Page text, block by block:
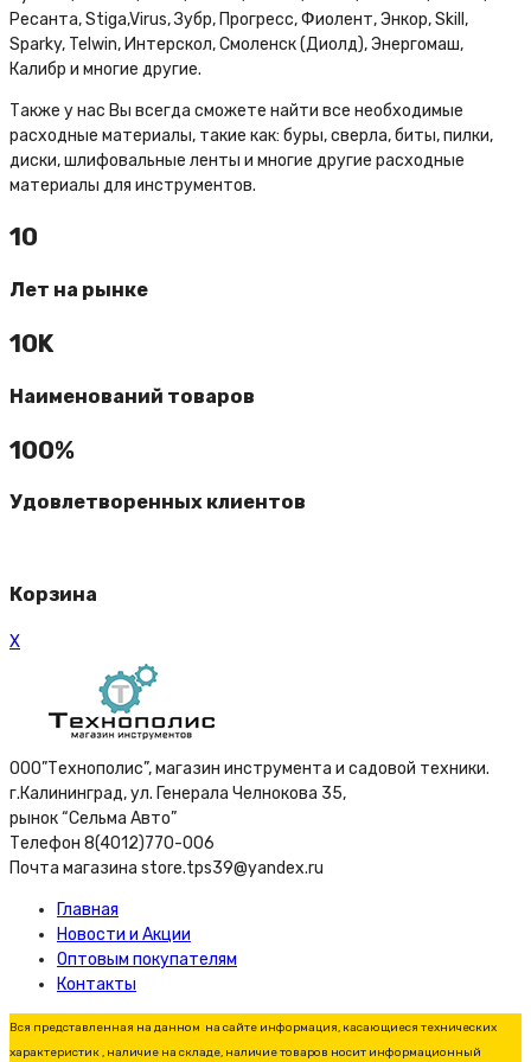
Ресанта, Stiga,Virus, Зубр, Прогресс, Фиолент, Энкор, Skill,
Sparky, Telwin, Интерскол, Смоленск (Диолд), Энергомаш,
Калибр и многие другие.
Также у нас Вы всегда сможете найти все необходимые
расходные материалы, такие как: буры, сверла, биты, пилки,
диски, шлифовальные ленты и многие другие расходные
материалы для инструментов.
10
Лет на рынке
10K
Наименований товаров
100%
Удовлетворенных клиентов
Корзина
X
ООО”Технополис”, магазин инструмента и садовой техники.
г.Калининград, ул. Генерала Челнокова 35,
рынок “Сельма Авто”
Телефон 8(4012)770-006
Почта магазина store.tps39@yandex.ru
Главная
Новости и Акции
Оптовым покупателям
Контакты
Вся представленная на данном на сайте информация, касающиеся технических
характеристик , наличие на складе, наличие товаров носит информационный